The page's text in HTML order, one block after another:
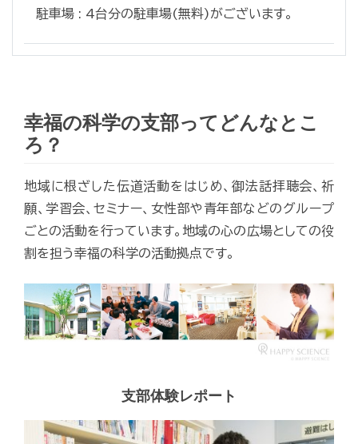
駐車場 : 4台分の駐車場(無料)がございます。
幸福の科学の支部ってどんなとこ
ろ？
地域に根ざした伝道活動をはじめ、御法話拝聴会、祈
願、学習会、セミナー、女性部や青年部などのグループ
ごとの活動を行っています。地域の心の広場としての役
割を担う幸福の科学の活動拠点です。
支部体験レポート